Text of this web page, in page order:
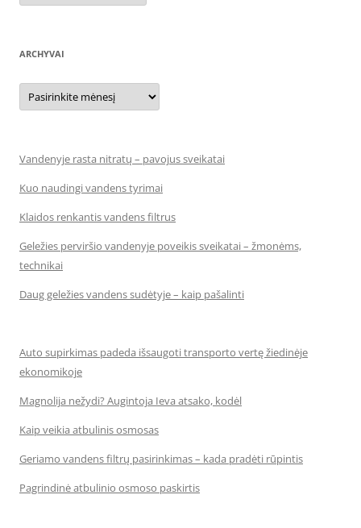
ARCHYVAI
Archyvai
Vandenyje rasta nitratų – pavojus sveikatai
Kuo naudingi vandens tyrimai
Klaidos renkantis vandens filtrus
Geležies perviršio vandenyje poveikis sveikatai – žmonėms,
technikai
Daug geležies vandens sudėtyje – kaip pašalinti
Auto supirkimas padeda išsaugoti transporto vertę žiedinėje
ekonomikoje
Magnolija nežydi? Augintoja Ieva atsako, kodėl
Kaip veikia atbulinis osmosas
Geriamo vandens filtrų pasirinkimas – kada pradėti rūpintis
Pagrindinė atbulinio osmoso paskirtis